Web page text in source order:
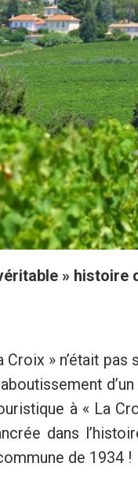
»
» n’était
à « La
dans
de 1934 !